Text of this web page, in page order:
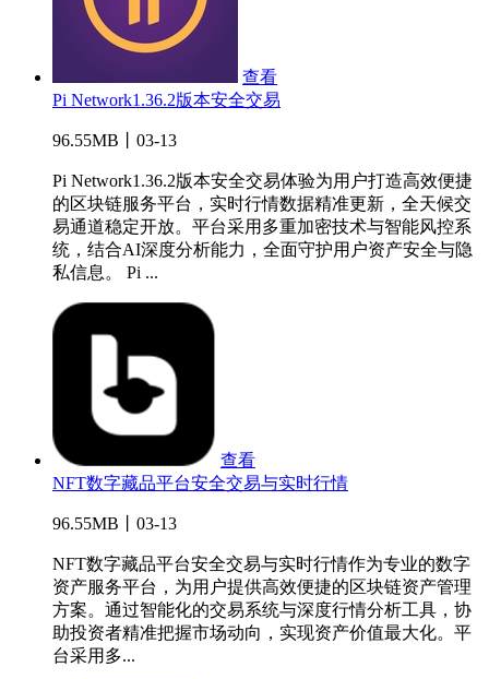
查看
Pi Network1.36.2版本安全交易
96.55MB丨03-13
Pi Network1.36.2版本安全交易体验为用户打造高效便捷
的区块链服务平台，实时行情数据精准更新，全天候交
易通道稳定开放。平台采用多重加密技术与智能风控系
统，结合AI深度分析能力，全面守护用户资产安全与隐
私信息。 Pi ...
查看
NFT数字藏品平台安全交易与实时行情
96.55MB丨03-13
NFT数字藏品平台安全交易与实时行情作为专业的数字
资产服务平台，为用户提供高效便捷的区块链资产管理
方案。通过智能化的交易系统与深度行情分析工具，协
助投资者精准把握市场动向，实现资产价值最大化。平
台采用多...